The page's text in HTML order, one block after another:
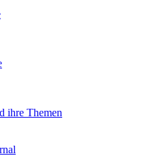
ihre Themen